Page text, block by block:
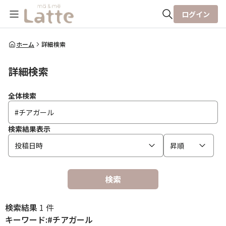
全体検索
ログイン
ホーム 詳細検索
詳細検索
全体検索
検索結果表示
投稿日時
昇順
検索
検索結果 1 件
キーワード:#チアガール